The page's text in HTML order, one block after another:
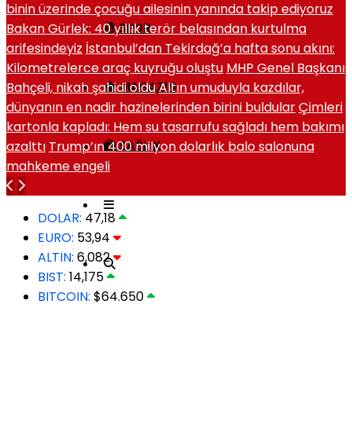
SPOR
MAGAZIN
SAĞLIK
binin üzerinde çocuğu ailesinin yanında takip ediyoruz
Bakan Gürlek: 40 yıllık terör belasından kurtulma
arifesindeyiz İstanbul’dan Tekirdağ’a hafta sonu akını:
Kilometrelerce araç kuyruğu oluştu MHP Genel Başkanı
Bahçeli, nikah şahidi olduAltın umuduyla kazdılar,
dünyanın en nadir hazinelerinden birini buldularÇimleri
kartonla kapladı: Hem su tasarrufu sağladı hem bakımı
azalttı Trump’ın 400 milyon dolarlık balo salonuna
mahkeme engeli
DOLAR: 47,18
EURO: 53,94
ALTIN: 6,082
BIST: 14,175
BITCOIN: $64.650